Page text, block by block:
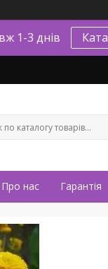
1-3 днів
Про нас Гарантія